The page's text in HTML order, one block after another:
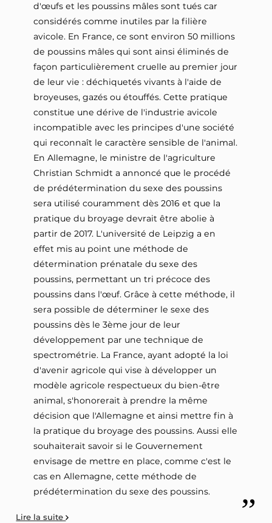
d'œufs et les poussins mâles sont tués car
considérés comme inutiles par la filière
avicole. En France, ce sont environ 50 millions
de poussins mâles qui sont ainsi éliminés de
façon particulièrement cruelle au premier jour
de leur vie : déchiquetés vivants à l'aide de
broyeuses, gazés ou étouffés. Cette pratique
constitue une dérive de l'industrie avicole
incompatible avec les principes d'une société
qui reconnaît le caractère sensible de l'animal.
En Allemagne, le ministre de l'agriculture
Christian Schmidt a annoncé que le procédé
de prédétermination du sexe des poussins
sera utilisé couramment dès 2016 et que la
pratique du broyage devrait être abolie à
partir de 2017. L'université de Leipzig a en
effet mis au point une méthode de
détermination prénatale du sexe des
poussins, permettant un tri précoce des
poussins dans l'œuf. Grâce à cette méthode, il
sera possible de déterminer le sexe des
poussins dès le 3ème jour de leur
développement par une technique de
spectrométrie. La France, ayant adopté la loi
d'avenir agricole qui vise à développer un
modèle agricole respectueux du bien-être
animal, s'honorerait à prendre la même
décision que l'Allemagne et ainsi mettre fin à
la pratique du broyage des poussins. Aussi elle
souhaiterait savoir si le Gouvernement
envisage de mettre en place, comme c'est le
cas en Allemagne, cette méthode de
prédétermination du sexe des poussins.
Lire la suite